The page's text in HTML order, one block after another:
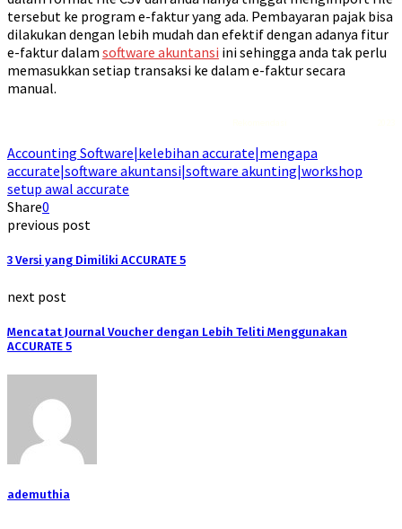
tersebut ke program e-faktur yang ada. Pembayaran pajak bisa
dilakukan dengan lebih mudah dan efektif dengan adanya fitur
e-faktur dalam software akuntansi ini sehingga anda tak perlu
memasukkan setiap transaksi ke dalam e-faktur secara
manual.
Accounting Software|kelebihan accurate|mengapa
accurate|software akuntansi|software akunting|workshop
setup awal accurate
Share0
previous post
3 Versi yang Dimiliki ACCURATE 5
next post
Mencatat Journal Voucher dengan Lebih Teliti Menggunakan
ACCURATE 5
ademuthia